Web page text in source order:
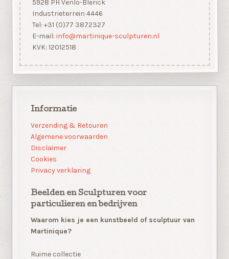
5928 PH Venlo-Blerick
Industrieterrein 4446
Tel: +31 (0)77 3872327
E-mail: info@martinique-sculpturen.nl
KVK: 12012518
Informatie
Verzending & Retouren
Algemene voorwaarden
Disclaimer
Cookies
Privacy verklaring
Beelden en Sculpturen voor
particulieren en bedrijven
Waarom kies je een kunstbeeld of sculptuur van
Martinique?
Ruime collectie